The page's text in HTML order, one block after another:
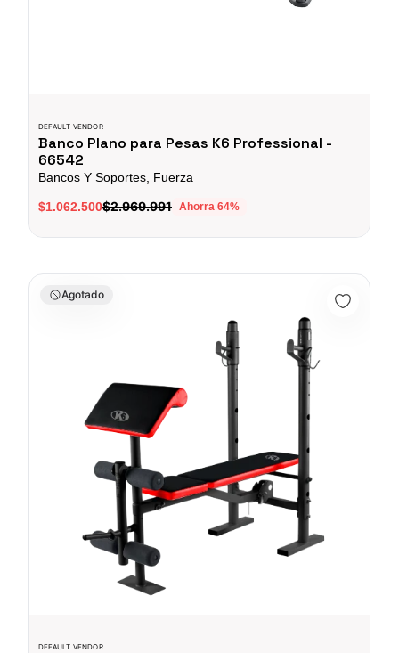
DEFAULT VENDOR
Banco Plano para Pesas K6 Professional -
66542
Bancos Y Soportes, Fuerza
$1.062.500$2.969.991 Ahorra 64%
Banco de Pesas K6 Atlas 2+ - 66522
Agotado
DEFAULT VENDOR